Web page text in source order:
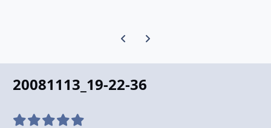
Vorherige Karussell-Folie
Nächste Karussell-Folie
20081113_19-22-36